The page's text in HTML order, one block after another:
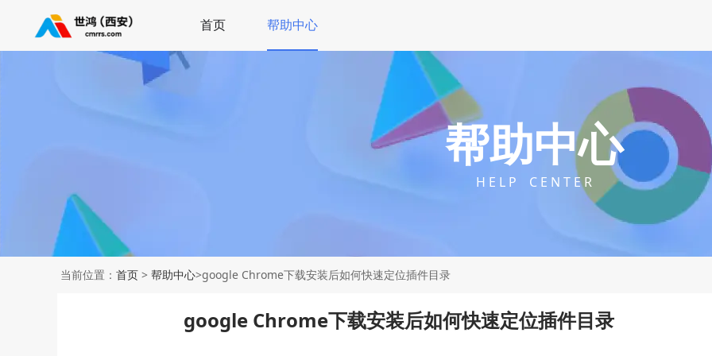
首页 帮助中心
帮助中心
H E L P C E N T E R
当前位置： 首页 > 帮助中心>google Chrome下载安装后如何快速定位插件目录
google Chrome下载安装后如何快速定位插件目录